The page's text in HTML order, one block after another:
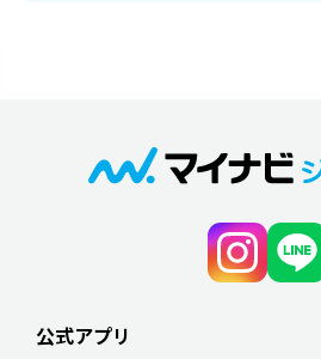
公式アプリ